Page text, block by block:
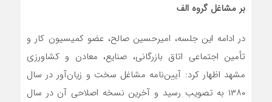
بر مشاغل گروه الف
در ادامه این جلسه، امیرحسین صالح، عضو کمیسیون کار و
تأمین اجتماعی اتاق بازرگانی، صنایع، معادن و کشاورزی
مشهد اظهار کرد: آیین‌نامه مشاغل سخت و زیان‌آور در سال
۱۳۸۰ به تصویب رسید و آخرین نسخه اصلاحی آن در سال